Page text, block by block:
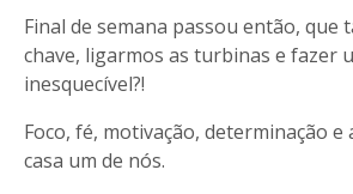
Final de semana passou então, que
chave, ligarmos as turbinas e fazer
inesquecível?!
Foco, fé, motivação, determinação e
casa um de nós.